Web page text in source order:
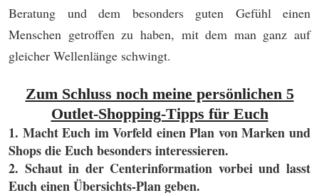
Beratung und dem besonders guten Gefühl einen
Menschen getroffen zu haben, mit dem man ganz auf
gleicher Wellenlänge schwingt.
Zum Schluss noch meine persönlichen 5
Outlet-Shopping-Tipps für Euch
1. Macht Euch im Vorfeld einen Plan von Marken und
Shops die Euch besonders interessieren.
2. Schaut in der Centerinformation vorbei und lasst
Euch einen Übersichts-Plan geben.